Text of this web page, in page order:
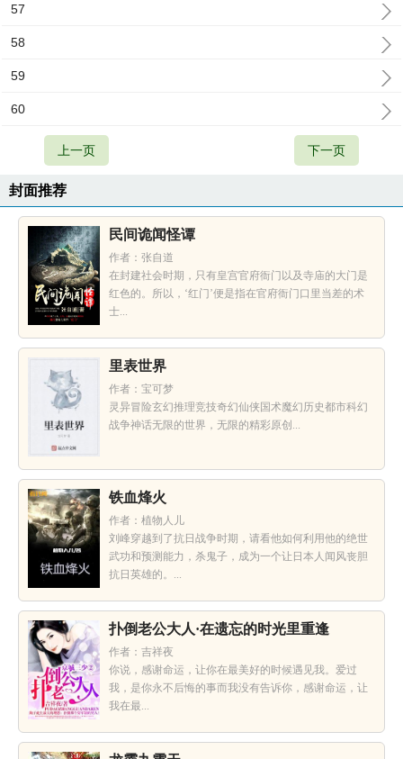
57
58
59
60
上一页 下一页
封面推荐
民间诡闻怪谭
作者：张自道
在封建社会时期，只有皇宫官府衙门以及寺庙的大门是
红色的。所以，‘红门’便是指在官府衙门口里当差的术
士...
里表世界
作者：宝可梦
灵异冒险玄幻推理竞技奇幻仙侠国术魔幻历史都市科幻
战争神话无限的世界，无限的精彩原创...
铁血烽火
作者：植物人儿
刘峰穿越到了抗日战争时期，请看他如何利用他的绝世
武功和预测能力，杀鬼子，成为一个让日本人闻风丧胆
抗日英雄的。...
扑倒老公大人·在遗忘的时光里重逢
作者：吉祥夜
你说，感谢命运，让你在最美好的时候遇见我。爱过
我，是你永不后悔的事而我没有告诉你，感谢命运，让
我在最...